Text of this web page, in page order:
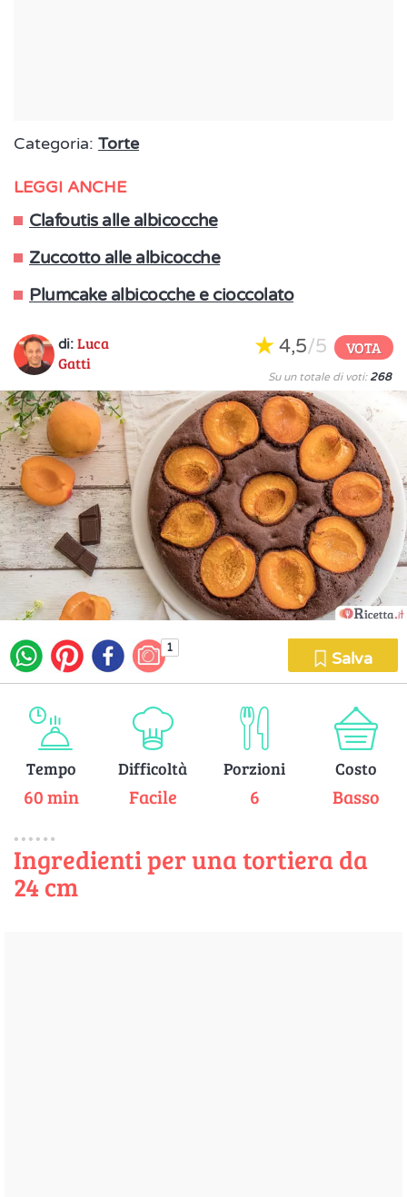
Categoria: Torte
LEGGI ANCHE
Clafoutis alle albicocche
Zuccotto alle albicocche
Plumcake albicocche e cioccolato
di: Luca
Gatti
4,5/5 VOTA
Su un totale di voti: 268
1
Salva
Tempo
60 min
Difficoltà
Facile
Porzioni
6
Costo
Basso
Ingredienti per una tortiera da
24 cm